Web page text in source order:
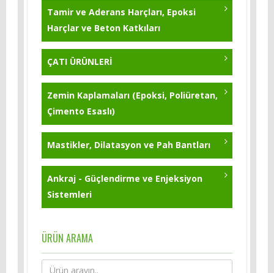
Tamir ve Aderans Harçları, Epoksi
Harçlar ve Beton Katkıları
ÇATI ÜRÜNLERİ
Zemin Kaplamaları (Epoksi, Poliüretan,
Çimento Esaslı)
Mastikler, Dilatasyon ve Pah Bantları
Ankraj - Güçlendirme ve Enjeksiyon
Sistemleri
ÜRÜN ARAMA